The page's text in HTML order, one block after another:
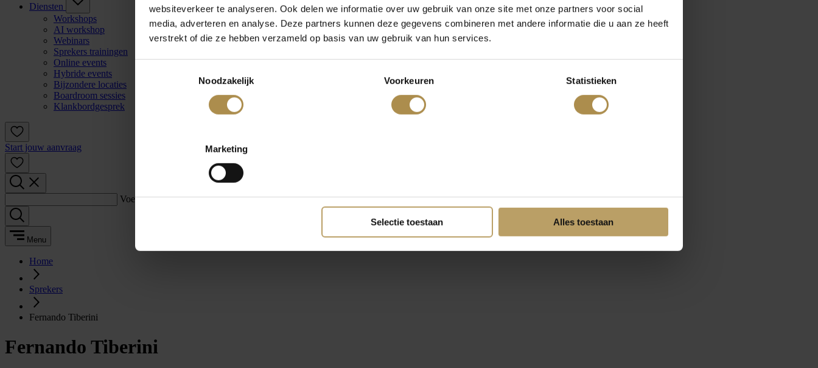
websiteverkeer te analyseren. Ook delen we informatie over uw gebruik van onze site met onze partners voor social
media, adverteren en analyse. Deze partners kunnen deze gegevens combineren met andere informatie die u aan ze heeft
verstrekt of die ze hebben verzameld op basis van uw gebruik van hun services.
Noodzakelijk
Voorkeuren Statistieken
Marketing
Selectie toestaan Alles toestaan
Diensten
Workshops
AI workshop
Webinars
Sprekers trainingen
Online events
Hybride events
Bijzondere locaties
Boardroom sessies
Klankbordgesprek
Start jouw aanvraag
Voer een zoekterm in:
Menu
Home
Sprekers
Fernando Tiberini
Fernando Tiberini